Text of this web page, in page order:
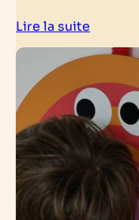
Lire la suite